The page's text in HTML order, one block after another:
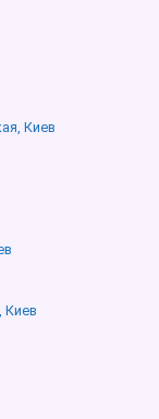
Киев
Киев